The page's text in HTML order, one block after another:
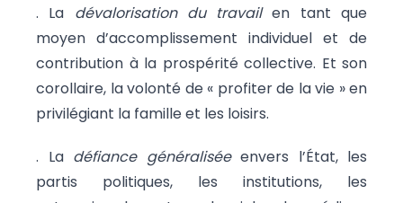
. La dévalorisation du travailen tant que
moyen d’accomplissement individuel et de
contribution à la prospérité collective. Et son
corollaire, la volonté de « profiter de la vie » en
privilégiant la famille et les loisirs.
. La défiance généraliséeenvers l’État, les
partis politiques, les institutions, les